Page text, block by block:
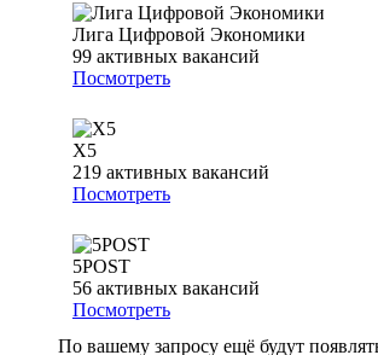
Лига Цифровой Экономики
99 активных вакансий
Посмотреть
Х5
219 активных вакансий
Посмотреть
5POST
56 активных вакансий
Посмотреть
По вашему запросу ещё будут